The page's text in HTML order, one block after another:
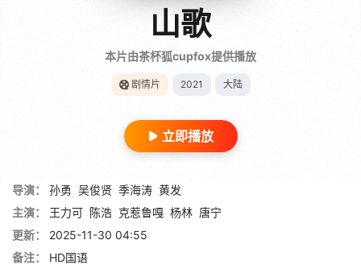
山歌
本片由茶杯狐cupfox提供播放
剧情片 2021 大陆
立即播放
导演： 孙勇 吴俊贤 季海涛 黄发
主演：
王力可 陈浩 克惹鲁嘎 杨林 唐宁
更新：
2025-11-30 04:55
备注：
HD国语